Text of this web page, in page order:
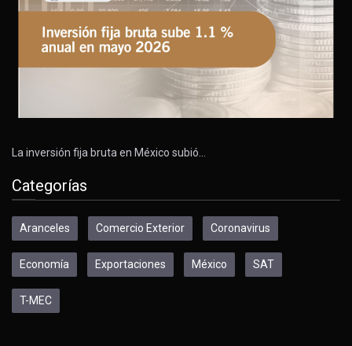
La inversión fija bruta en México subió…
Categorías
Aranceles Comercio Exterior Coronavirus
Economía Exportaciones México SAT
T-MEC